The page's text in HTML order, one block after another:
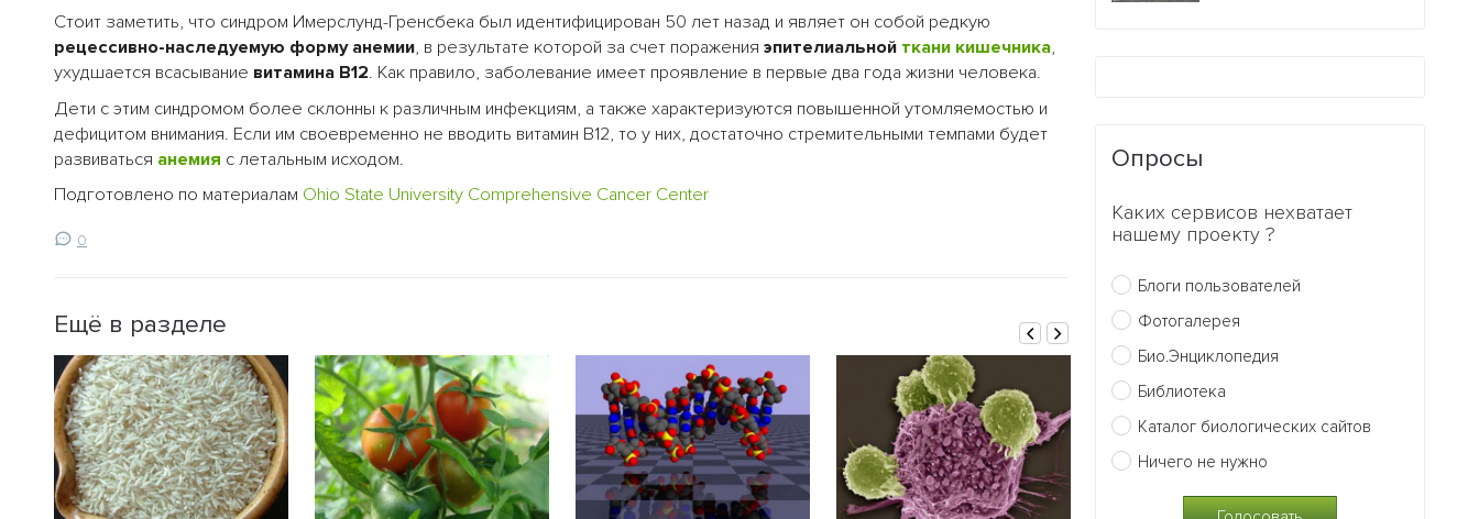
Стоит заметить, что синдром Имерслунд-Гренсбека был идентифицирован 50 лет назад и являет он собой редкую
рецессивно-наследуемую форму анемии, в результате которой за счет поражения эпителиальной ткани кишечника,
ухудшается всасывание витамина В12. Как правило, заболевание имеет проявление в первые два года жизни человека.
Дети с этим синдромом более склонны к различным инфекциям, а также характеризуются повышенной утомляемостью и
дефицитом внимания. Если им своевременно не вводить витамин В12, то у них, достаточно стремительными темпами будет
развиваться анемия с летальным исходом.
Подготовлено по материалам Ohio State University Comprehensive Cancer Center
0
Ещё в разделе
Опросы
Каких сервисов нехватает
нашему проекту ?
Блоги пользователей
Фотогалерея
Био.Энциклопедия
Библиотека
Каталог биологических сайтов
Ничего не нужно